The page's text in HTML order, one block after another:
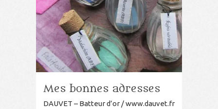
Mes bonnes adresses
DAUVET – Batteur d’or / www.dauvet.fr